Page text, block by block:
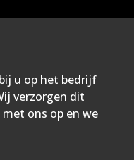
u op het bedrijf
verzorgen dit
met ons op en we